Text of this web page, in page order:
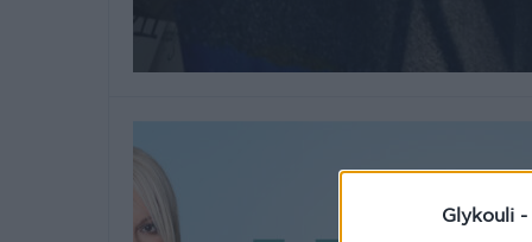
Glykouli -